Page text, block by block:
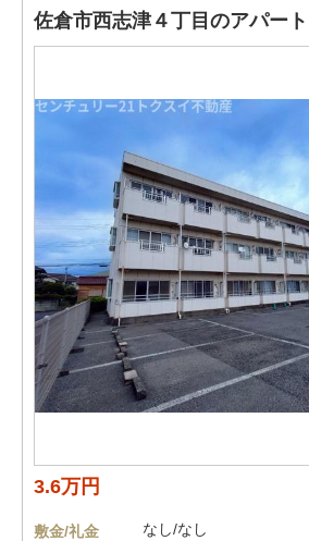
佐倉市西志津４丁目のアパート
3.6万円
敷金/礼金
なし/なし